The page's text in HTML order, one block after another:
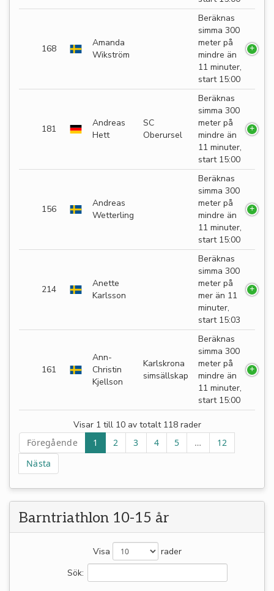
168
Amanda
Wikström
Beräknas
simma 300
meter på
mindre än
11 minuter,
start 15:00
181
Andreas
Hett
SC
Oberursel
Beräknas
simma 300
meter på
mindre än
11 minuter,
start 15:00
156
Andreas
Wetterling
Beräknas
simma 300
meter på
mindre än
11 minuter,
start 15:00
214
Anette
Karlsson
Beräknas
simma 300
meter på
mer än 11
minuter,
start 15:03
161
Ann-
Christin
Kjellson
Karlskrona
simsällskap
Beräknas
simma 300
meter på
mindre än
11 minuter,
start 15:00
Visar 1 till 10 av totalt 118 rader
Föregående
1 2 3 4 5 …
12
Nästa
Barntriathlon 10-15 år
Visa
rader
Sök: